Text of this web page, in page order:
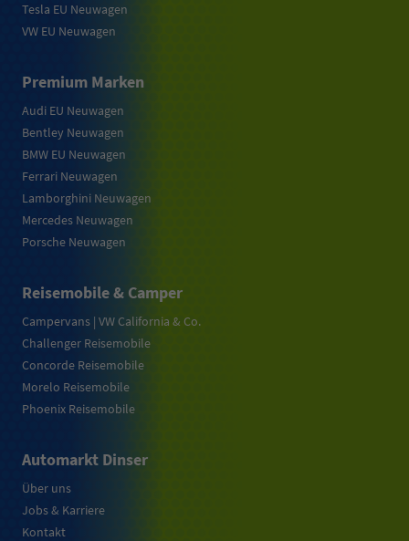
Tesla EU Neuwagen
VW EU Neuwagen
Premium Marken
Audi EU Neuwagen
Bentley Neuwagen
BMW EU Neuwagen
Ferrari Neuwagen
Lamborghini Neuwagen
Mercedes Neuwagen
Porsche Neuwagen
Reisemobile & Camper
Campervans | VW California & Co.
Challenger Reisemobile
Concorde Reisemobile
Morelo Reisemobile
Phoenix Reisemobile
Automarkt Dinser
Über uns
Jobs & Karriere
Kontakt